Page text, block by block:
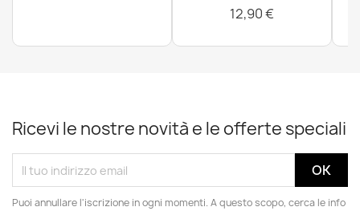
12,90 €
Ricevi le nostre novità e le offerte speciali
Puoi annullare l'iscrizione in ogni momenti. A questo scopo, cerca le info